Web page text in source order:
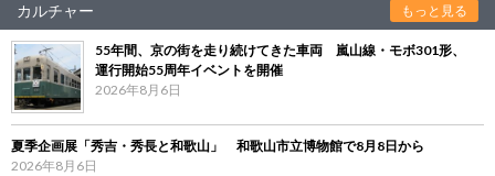
カルチャー もっと見る
55年間、京の街を走り続けてきた車両 嵐山線・モボ301形、
運行開始55周年イベントを開催
2026年8月6日
夏季企画展「秀吉・秀長と和歌山」 和歌山市立博物館で8月8日から
2026年8月6日